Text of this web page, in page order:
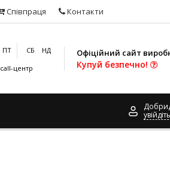
Співпраця Контакти
ПТ СБ
НД
call-центр
Офіційний сайт
Купуй безпечно!